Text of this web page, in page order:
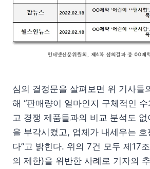
심의 결정문을 살펴보면 위 기사들
해 “판매량이 얼마인지 구체적인
고 경쟁 제품들과의 비교 분석도
을 부각시켰고, 업체가 내세우는
다”고 밝힌다. 위의 7건 모두 제17
의 제한)을 위반한 사례로 기자의